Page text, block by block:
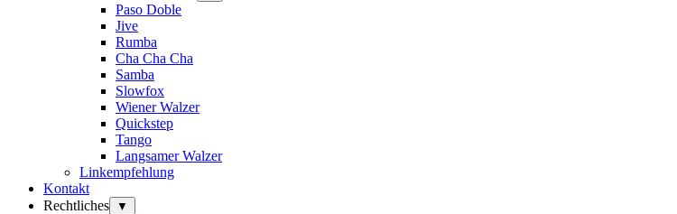
Paso Doble
Jive
Rumba
Cha Cha Cha
Samba
Slowfox
Wiener Walzer
Quickstep
Tango
Langsamer Walzer
Linkempfehlung
Kontakt
Rechtliches
▼